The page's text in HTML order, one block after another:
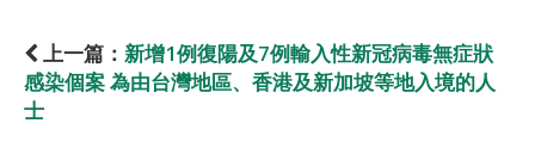
上一篇： 新增1例復陽及7例輸入性新冠病毒無症狀
感染個案 為由台灣地區、香港及新加坡等地入境的人
士